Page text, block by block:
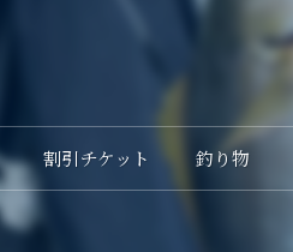
割引チケット 釣り物